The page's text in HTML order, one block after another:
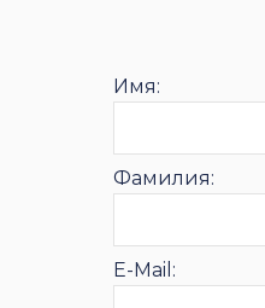
Имя:
Фамилия:
E-Mail: